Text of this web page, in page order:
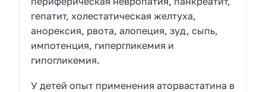
гепатит, холестатическая желтуха,
анорексия, рвота, алопеция, зуд, сыпь,
импотенция, гипергликемия и
гипогликемия.
У детей опыт применения аторвастатина в